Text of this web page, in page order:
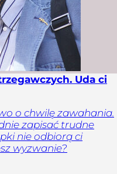
Uda ci
o chwilę zawahania.
zapisać trudne
nie odbiorą ci
wyzwanie?